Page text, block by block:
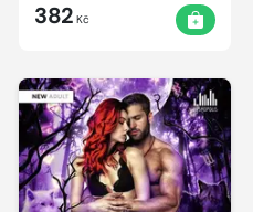
382 Kč